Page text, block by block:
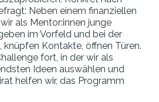
Neben einem finanziellen
als Mentor:innen junge
im Vorfeld und bei der
knüpfen Kontakte, öffnen Türen.
fort, in der wir als
Ideen auswählen und
helfen wir, das Programm